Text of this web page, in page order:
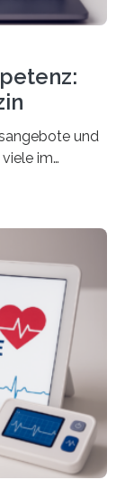
und
im
Inhalten?
Dresden
sie
deren
MiHUBx ist